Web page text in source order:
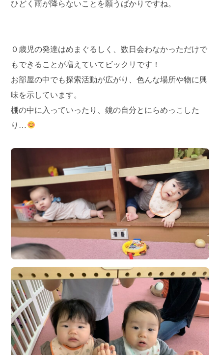
ひどく雨が降らないことを願うばかりですね。
０歳児の発達はめまぐるしく、数日会わなかっただけで
もできることが増えていてビックリです！
お部屋の中でも探索活動が広がり、色んな場所や物に興
味を示しています。
棚の中に入っていったり、鏡の自分とにらめっこした
り…